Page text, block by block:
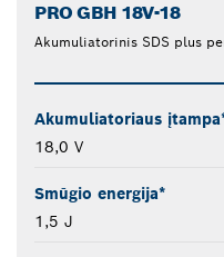
PRO GBH 18V-18
Akumuliatorinis SDS plus
Akumuliatoriaus
18,0 V
Smūgio energija*
1,5 J